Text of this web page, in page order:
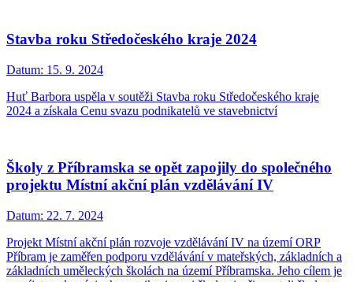
Stavba roku Středočeského kraje 2024
Datum: 15. 9. 2024
Huť Barbora uspěla v soutěži Stavba roku Středočeského kraje
2024 a získala Cenu svazu podnikatelů ve stavebnictví
Školy z Příbramska se opět zapojily do společného
projektu Místní akční plán vzdělávání IV
Datum: 22. 7. 2024
Projekt Místní akční plán rozvoje vzdělávání IV na území ORP
Příbram je zaměřen podporu vzdělávání v mateřských, základních a
základních uměleckých školách na území Příbramska. Jeho cílem je